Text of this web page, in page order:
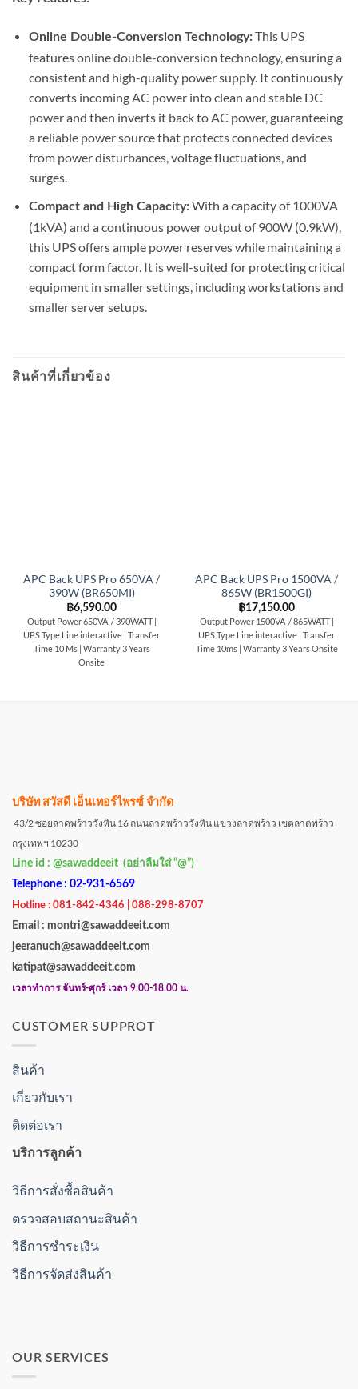
Online Double-Conversion Technology:This UPS
features online double-conversion technology, ensuring a
consistent and high-quality power supply. It continuously
converts incoming AC power into clean and stable DC
power and then inverts it back to AC power, guaranteeing
a reliable power source that protects connected devices
from power disturbances, voltage fluctuations, and
surges.
Compact and High Capacity:With a capacity of 1000VA
(1kVA) and a continuous power output of 900W (0.9kW),
this UPS offers ample power reserves while maintaining a
compact form factor. It is well-suited for protecting critical
equipment in smaller settings, including workstations and
smaller server setups.
สินค้าที่เกี่ยวข้อง
APC Back UPS Pro 650VA /
390W (BR650MI)
฿6,590.00
Output Power 650VA / 390WATT |
UPS Type Line interactive | Transfer
Time 10 Ms | Warranty 3 Years
Onsite
APC Back UPS Pro 1500VA /
865W (BR1500GI)
฿17,150.00
Output Power 1500VA / 865WATT |
UPS Type Line interactive | Transfer
Time 10ms | Warranty 3 Years Onsite
บริษัท สวัสดี เอ็นเทอร์ไพรซ์ จำกัด
43/2 ซอยลาดพร้าววังหิน 16 ถนนลาดพร้าววังหิน แขวงลาดพร้าว เขตลาดพร้าว
กรุงเทพฯ 10230
Line id : @sawaddeeit (อย่าลืมใส่ “@”)
Telephone : 02-931-6569
Hotline : 081-842-4346 | 088-298-8707
Email : montri@sawaddeeit.com
jeeranuch@sawaddeeit.com
katipat@sawaddeeit.com
เวลาทำการ จันทร์-ศุกร์ เวลา 9.00-18.00 น.
CUSTOMER SUPPROT
สินค้า
เกี่ยวกับเรา
ติดต่อเรา
บริการลูกค้า
วิธีการสั่งซื้อสินค้า
ตรวจสอบสถานะสินค้า
วิธีการชำระเงิน
วิธีการจัดส่งสินค้า
OUR SERVICES